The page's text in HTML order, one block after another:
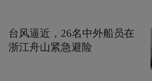
台风逼近，26名中外船员在
浙江舟山紧急避险